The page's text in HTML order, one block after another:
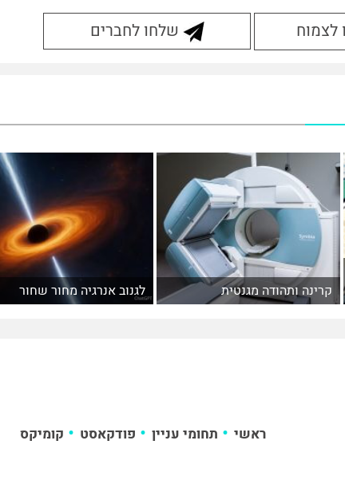
לצמוח שלחו לחברים
קרינה ותהודה מגנטית לגנוב אנרגיה מחור שחור
ראשי תחומי עניין פודקאסט קומיקס